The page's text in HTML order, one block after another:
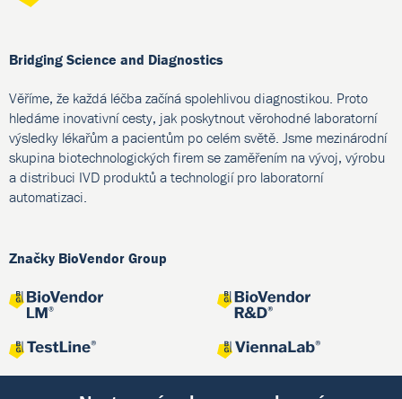
Bridging Science and Diagnostics
Věříme, že každá léčba začíná spolehlivou diagnostikou. Proto
hledáme inovativní cesty, jak poskytnout věrohodné laboratorní
výsledky lékařům a pacientům po celém světě. Jsme mezinárodní
skupina biotechnologických firem se zaměřením na vývoj, výrobu
a distribuci IVD produktů a technologií pro laboratorní
automatizaci.
Značky BioVendor Group